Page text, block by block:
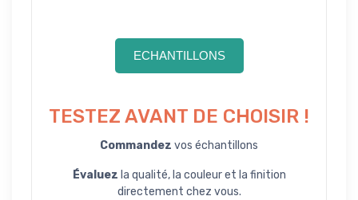
ECHANTILLONS
TESTEZ AVANT DE CHOISIR !
Commandez vos échantillons
Évaluez la qualité, la couleur et la finition
directement chez vous.